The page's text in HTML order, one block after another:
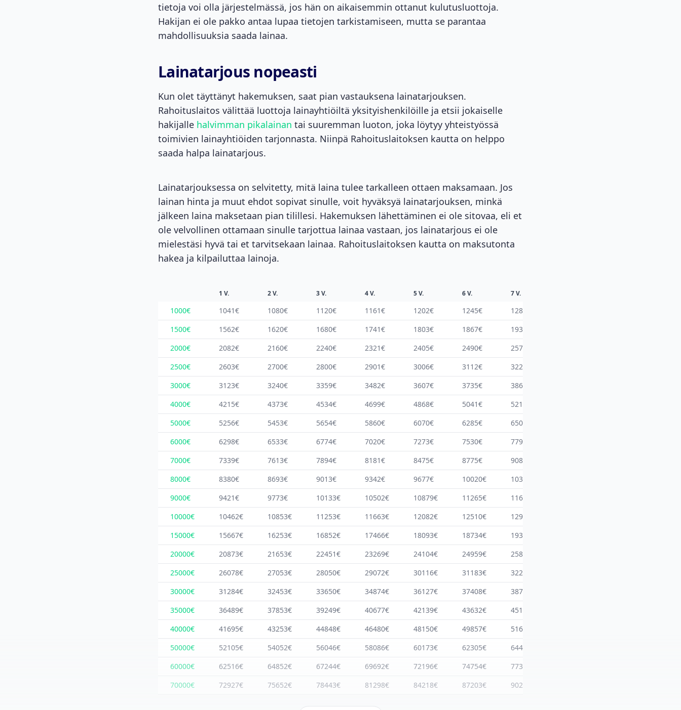
tietoja voi olla järjestelmässä, jos hän on aikaisemmin ottanut kulutusluottoja.
Hakijan ei ole pakko antaa lupaa tietojen tarkistamiseen, mutta se parantaa
mahdollisuuksia saada lainaa.
Lainatarjous nopeasti
Kun olet täyttänyt hakemuksen, saat pian vastauksena lainatarjouksen.
Rahoituslaitos välittää luottoja lainayhtiöiltä yksityishenkilöille ja etsii jokaiselle
hakijalle halvimman pikalainan tai suuremman luoton, joka löytyy yhteistyössä
toimivien lainayhtiöiden tarjonnasta. Niinpä Rahoituslaitoksen kautta on helppo
saada halpa lainatarjous.
Lainatarjouksessa on selvitetty, mitä laina tulee tarkalleen ottaen maksamaan. Jos
lainan hinta ja muut ehdot sopivat sinulle, voit hyväksyä lainatarjouksen, minkä
jälkeen laina maksetaan pian tilillesi. Hakemuksen lähettäminen ei ole sitovaa, eli et
ole velvollinen ottamaan sinulle tarjottua lainaa vastaan, jos lainatarjous ei ole
mielestäsi hyvä tai et tarvitsekaan lainaa. Rahoituslaitoksen kautta on maksutonta
hakea ja kilpailuttaa lainoja.
1 V. 2 V. 3 V. 4 V. 5 V. 6 V. 7 V.
1000€ 1041€ 1080€ 1120€ 1161€ 1202€ 1245€ 1288€
1500€
1562€ 1620€ 1680€ 1741€ 1803€ 1867€ 1933€
2000€
2082€ 2160€ 2240€ 2321€ 2405€ 2490€ 2577€
2500€
2603€ 2700€ 2800€ 2901€ 3006€ 3112€ 3221€
3000€
3123€ 3240€ 3359€ 3482€ 3607€ 3735€ 3865€
4000€
4215€ 4373€ 4534€ 4699€ 4868€ 5041€ 5217€
5000€
5256€ 5453€ 5654€ 5860€ 6070€ 6285€ 6505€
6000€
6298€ 6533€ 6774€ 7020€ 7273€ 7530€ 7794€
7000€
7339€ 7613€ 7894€ 8181€ 8475€ 8775€ 9082€
8000€
8380€ 8693€ 9013€ 9342€ 9677€ 10020€ 10370€
9000€
9421€ 9773€ 10133€ 10502€ 10879€ 11265€ 11659€
10000€
10462€ 10853€ 11253€ 11663€ 12082€ 12510€ 12947€
15000€
15667€ 16253€ 16852€ 17466€ 18093€ 18734€ 19389€
20000€
20873€ 21653€ 22451€ 23269€ 24104€ 24959€ 25831€
25000€
26078€ 27053€ 28050€ 29072€ 30116€ 31183€ 32274€
30000€
31284€ 32453€ 33650€ 34874€ 36127€ 37408€ 38716€
35000€
36489€ 37853€ 39249€ 40677€ 42139€ 43632€ 45158€
40000€
41695€ 43253€ 44848€ 46480€ 48150€ 49857€ 51600€
50000€
52105€ 54052€ 56046€ 58086€ 60173€ 62305€ 64484€
60000€
62516€ 64852€ 67244€ 69692€ 72196€ 74754€ 77368€
70000€
72927€ 75652€ 78443€ 81298€ 84218€ 87203€ 90252€